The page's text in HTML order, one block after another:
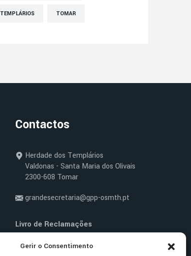
Gerir o Consentimento
TEMPLÁRIOS TOMAR
Contactos
Herdade dos Templários
Valdonas - Santa Maria dos Olivais
2300-608 Tomar
grandesecretaria@gpp-osmth.pt
Livro de Reclamações